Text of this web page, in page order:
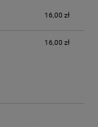
16,00 zł
16,00 zł